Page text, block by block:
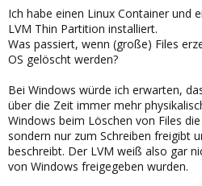
Ich habe einen Linux Container und
LVM Thin Partition installiert.
Was passiert, wenn (große) Files
OS gelöscht werden?
Bei Windows würde ich erwarten,
über die Zeit immer mehr
Windows beim Löschen von Files
sondern nur zum Schreiben freigibt
beschreibt. Der LVM weiß also gar
von Windows freigegeben wurden.